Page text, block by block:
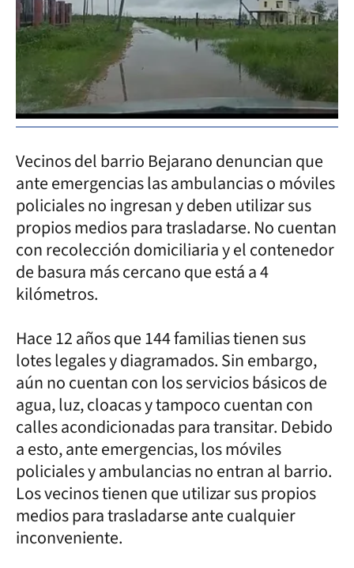
Vecinos del barrio Bejarano denuncian que
ante emergencias las ambulancias o móviles
policiales no ingresan y deben utilizar sus
propios medios para trasladarse. No cuentan
con recolección domiciliaria y el contenedor
de basura más cercano que está a 4
kilómetros.
Hace 12 años que 144 familias tienen sus
lotes legales y diagramados. Sin embargo,
aún no cuentan con los servicios básicos de
agua, luz, cloacas y tampoco cuentan con
calles acondicionadas para transitar. Debido
a esto, ante emergencias, los móviles
policiales y ambulancias no entran al barrio.
Los vecinos tienen que utilizar sus propios
medios para trasladarse ante cualquier
inconveniente.